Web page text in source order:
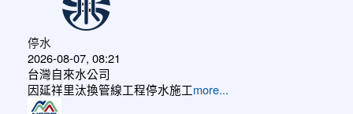
停水
2026-08-07, 08:21
台灣自來水公司
因延祥里汰換管線工程停水施工more...